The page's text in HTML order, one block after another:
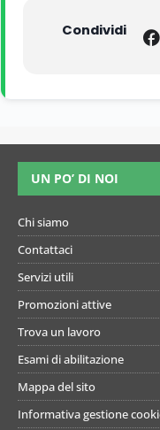
Condividi
UN PO’ DI NOI
Chi siamo
Contattaci
Servizi utili
Promozioni attive
Trova un lavoro
Esami di abilitazione
Mappa del sito
Informativa gestione